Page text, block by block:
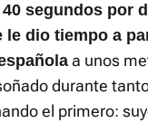
segundos por
le dio tiempo a
a unos
durante
el primero: